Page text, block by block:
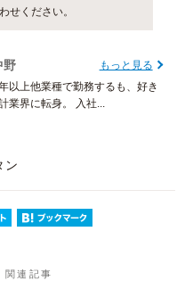
せください。
野
もっと見る
以上他業種で勤務するも、好き
業界に転身。 入社...
ン
関連記事